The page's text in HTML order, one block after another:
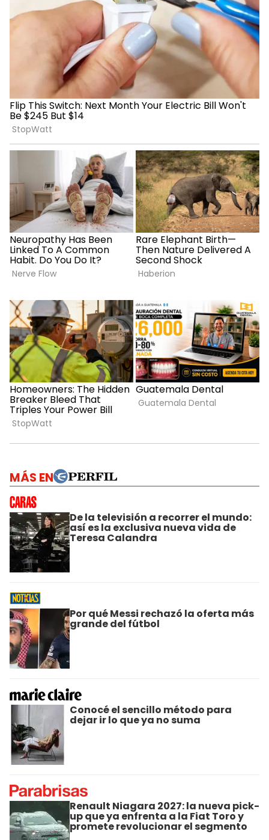
MÁS EN
De la televisión a recorrer el mundo:
así es la exclusiva nueva vida de
Teresa Calandra
Por qué Messi rechazó la oferta más
grande del fútbol
Conocé el sencillo método para
dejar ir lo que ya no suma
Renault Niagara 2027: la nueva pick-
up que ya enfrenta a la Fiat Toro y
promete revolucionar el segmento